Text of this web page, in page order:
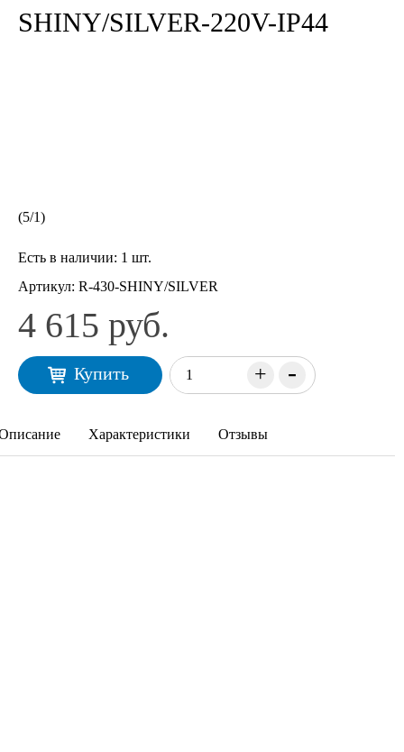
SHINY/SILVER-220V-IP44
(5/1)
Есть в наличии: 1 шт.
Артикул: R-430-SHINY/SILVER
4 615 руб.
+ -
Купить
Характеристики Отзывы